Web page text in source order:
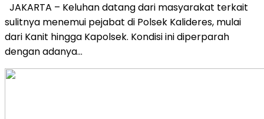
JAKARTA – Keluhan datang dari masyarakat terkait
sulitnya menemui pejabat di Polsek Kalideres, mulai
dari Kanit hingga Kapolsek. Kondisi ini diperparah
dengan adanya…